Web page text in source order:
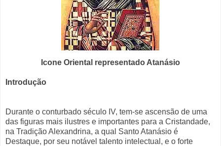
Icone Oriental representado Atanásio
Introdução
Durante o conturbado século IV, tem-se ascensão de uma
das figuras mais ilustres e importantes para a Cristandade,
na Tradição Alexandrina, a qual Santo Atanásio é
Destaque, por seu notável talento intelectual, e o forte